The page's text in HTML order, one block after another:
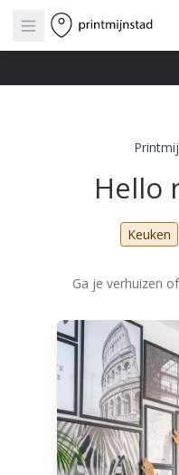
Open main menu
Hello
Keuken
Ga je verhuizen